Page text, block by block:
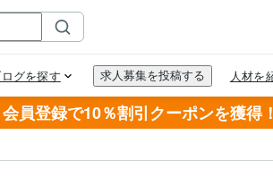
会員登録で10％割引クーポンを獲得！